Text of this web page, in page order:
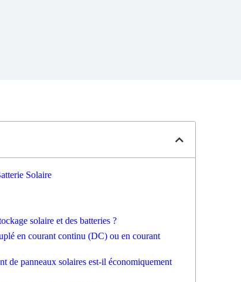
Solaire
solaire et des batteries ?
en courant continu (DC) ou en courant
de panneaux solaires est-il économiquement